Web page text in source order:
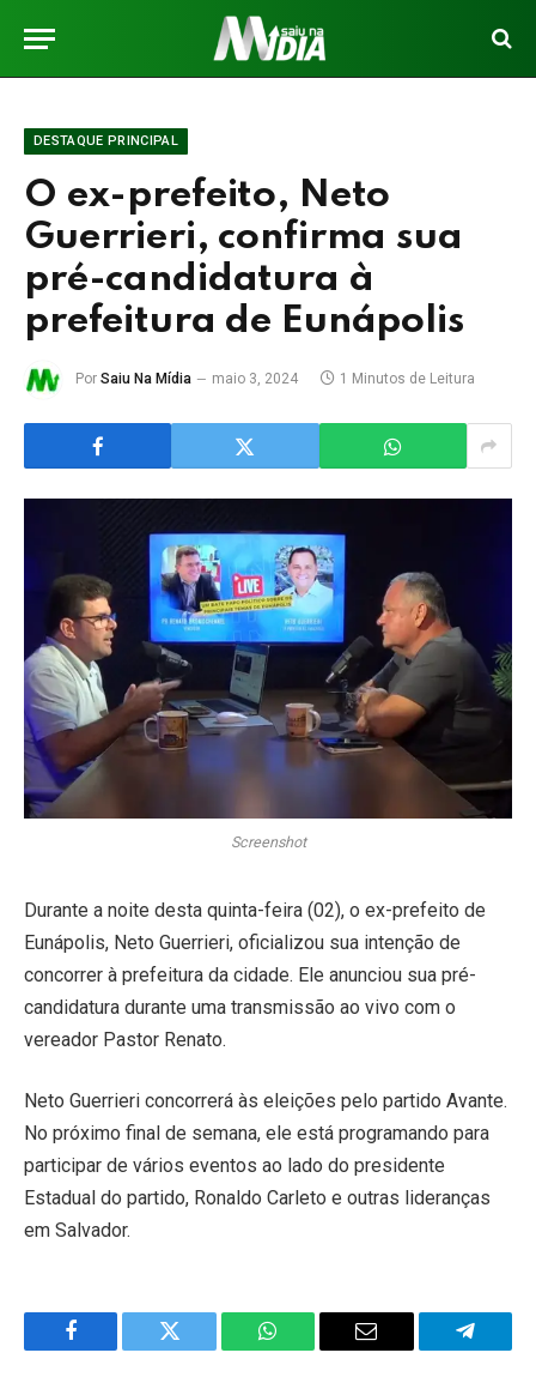
DESTAQUE PRINCIPAL
O ex-prefeito, Neto
Guerrieri, confirma sua
pré-candidatura à
prefeitura de Eunápolis
Por Saiu Na Mídia maio 3, 2024 1 Minutos de Leitura
Screenshot
Durante a noite desta quinta-feira (02), o ex-prefeito de
Eunápolis, Neto Guerrieri, oficializou sua intenção de
concorrer à prefeitura da cidade. Ele anunciou sua pré-
candidatura durante uma transmissão ao vivo com o
vereador Pastor Renato.
Neto Guerrieri concorrerá às eleições pelo partido Avante.
No próximo final de semana, ele está programando para
participar de vários eventos ao lado do presidente
Estadual do partido, Ronaldo Carleto e outras lideranças
em Salvador.
Facebook Twitter WhatsApp Email